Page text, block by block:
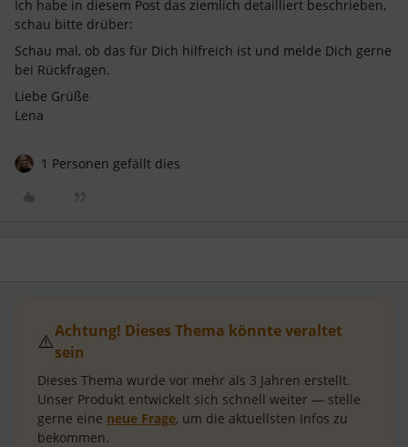
Ich habe in diesem Post das ziemlich detailliert beschrieben,
schau bitte drüber:
Schau mal, ob das für Dich hilfreich ist und melde Dich gerne
bei Rückfragen.
Liebe Grüße
Lena
1 Personen gefällt dies
⚠️Achtung! Dieses Thema könnte veraltet
sein
Dieses Thema wurde vor mehr als 3 Jahren erstellt.
Unser Produkt entwickelt sich schnell weiter — stelle
gerne eine neue Frage, um die aktuellsten Infos zu
bekommen.